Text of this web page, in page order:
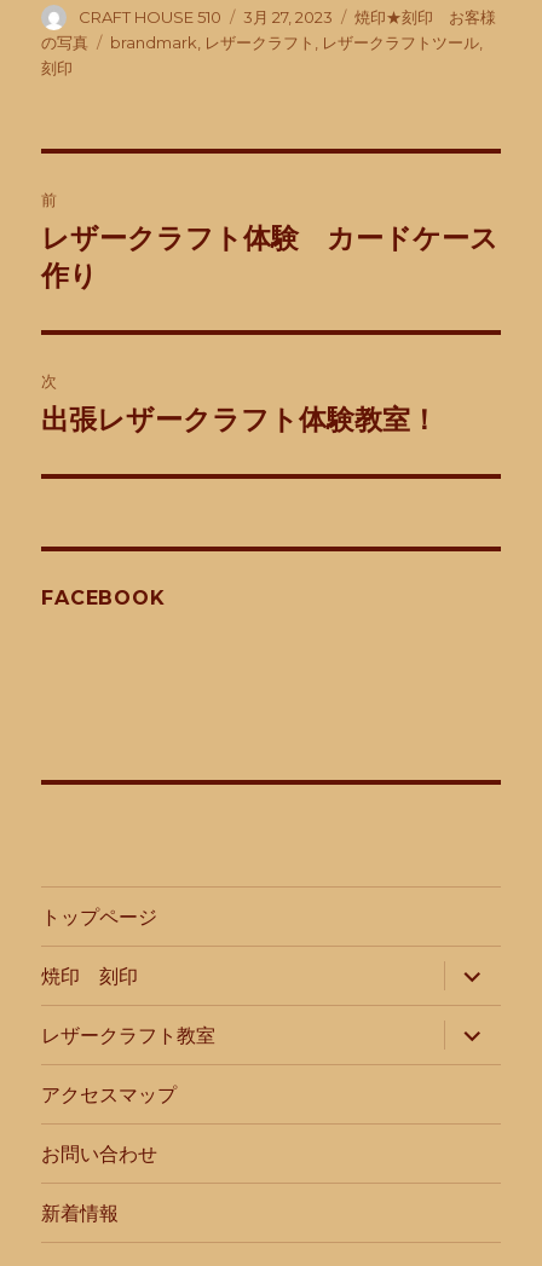
投
稿
CRAFT HOUSE 510
投
稿
3月 27, 2023
カ
テ
焼印★刻印 お客様
の写真
タ
brandmark レザークラフト レザークラフトツール
刻印
稿
ナ
ビ
ゲ
ー
シ
ン
前
前
の
稿:
レザークラフト体験 カードケース
作り
次
次
投
出張レザークラフト体験教室！
FACEBOOK
トップページ
焼印 刻印
サ
ブ
メ
ニ
ュ
ー
開
レザークラフト教室
サ
ブ
メ
ー
開
アクセスマップ
お問い合わせ
新着情報